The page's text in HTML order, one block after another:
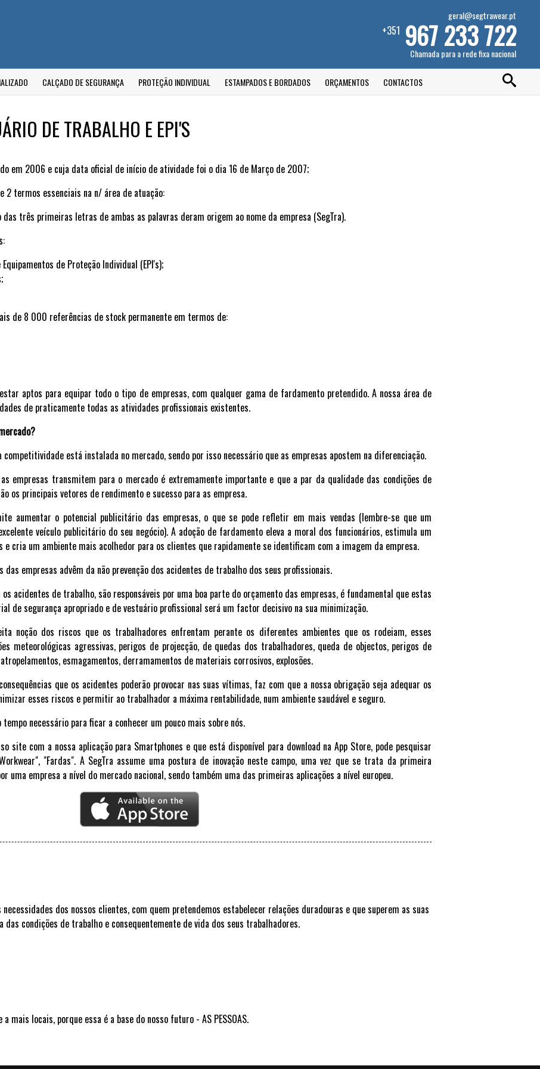
geral@segtrawear.pt
+351 967 233 722
Chamada para a rede fixa nacional
CALÇADO DE SEGURANÇA PROTEÇÃO INDIVIDUAL ESTAMPADOS E BORDADOS ORÇAMENTOS CONTACTOS
DE TRABALHO E EPI'S
em 2006 e cuja data oficial de início de atividade foi o dia 16 de Março de 2007;
2 termos essenciais na n/ área de atuação:
das três primeiras letras de ambas as palavras deram origem ao nome da empresa (SegTra).
de Proteção Individual (EPI's);
de 8 000 referências de stock permanente em termos de:
aptos para equipar todo o tipo de empresas, com qualquer gama de fardamento pretendido. A nossa área de
de praticamente todas as atividades profissionais existentes.
competitividade está instalada no mercado, sendo por isso necessário que as empresas apostem na diferenciação.
empresas transmitem para o mercado é extremamente importante e que a par da qualidade das condições de
os principais vetores de rendimento e sucesso para as empresa.
aumentar o potencial publicitário das empresas, o que se pode refletir em mais vendas (lembre-se que um
veículo publicitário do seu negócio). A adoção de fardamento eleva a moral dos funcionários, estimula um
cria um ambiente mais acolhedor para os clientes que rapidamente se identificam com a imagem da empresa.
empresas advêm da não prevenção dos acidentes de trabalho dos seus profissionais.
acidentes de trabalho, são responsáveis por uma boa parte do orçamento das empresas, é fundamental que estas
de segurança apropriado e de vestuário profissional será um factor decisivo na sua minimização.
noção dos riscos que os trabalhadores enfrentam perante os diferentes ambientes que os rodeiam, esses
meteorológicas agressivas, perigos de projecção, de quedas dos trabalhadores, queda de objectos, perigos de
esmagamentos, derramamentos de materiais corrosivos, explosões.
que os acidentes poderão provocar nas suas vítimas, faz com que a nossa obrigação seja adequar os
esses riscos e permitir ao trabalhador a máxima rentabilidade, num ambiente saudável e seguro.
necessário para ficar a conhecer um pouco mais sobre nós.
site com a nossa aplicação para Smartphones e que está disponível para download na App Store, pode pesquisar
"Fardas". A SegTra assume uma postura de inovação neste campo, uma vez que se trata da primeira
uma empresa a nível do mercado nacional, sendo também uma das primeiras aplicações a nível europeu.
dos nossos clientes, com quem pretendemos estabelecer relações duradouras e que superem as suas
condições de trabalho e consequentemente de vida dos seus trabalhadores.
mais locais, porque essa é a base do nosso futuro - AS PESSOAS.